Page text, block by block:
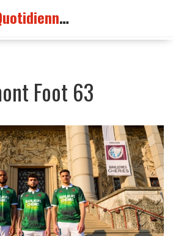
Les Nouvelles Quotidiennes France
Foot 63